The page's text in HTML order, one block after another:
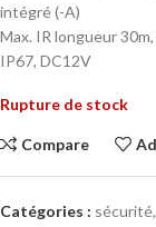
intégré (-A)
Max. IR longueur
IP67, DC12V
Rupture de stock
Compare
Catégories : sécurité,